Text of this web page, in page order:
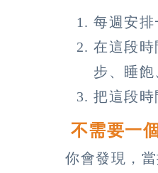
每週安排
在這段
步、睡飽
把這段時
不需要一
你會發現，